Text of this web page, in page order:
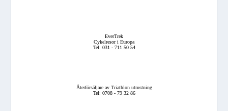
EverTrek
Cykelresor i Europa
Tel: 031 - 711 50 54
Återförsäljare av Triathlon utrustning
Tel: 0708 - 79 32 86